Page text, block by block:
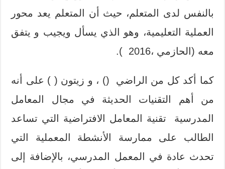
بالنفس لدى المتعلم، حيث أن المتعلم يعد محور
العملية التعليمية، وهو الذي يسأل ويجيب و يتفق
معه (الحازمي ،2016 ).
كما أكد كل من الراضي () ، و زيتون ( ) على أنه
من أهم التقنيات الحديثة في مجال المعامل
المدرسية تقنية المعامل الافتراضية التي تساعد
الطالب على ممارسة الأنشطة المعملية التي
تحدث عادة في المعمل المدرسي، بالإضافة إلى